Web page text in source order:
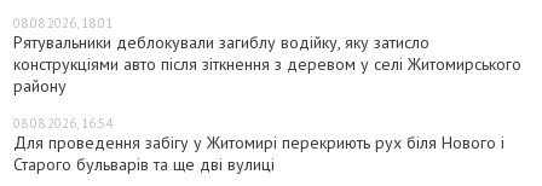
08.08.2026, 18:01
Рятувальники деблокували загиблу водійку, яку затисло
конструкціями авто після зіткнення з деревом у селі Житомирського
району
08.08.2026, 16:54
Для проведення забігу у Житомирі перекриють рух біля Нового і
Старого бульварів та ще дві вулиці